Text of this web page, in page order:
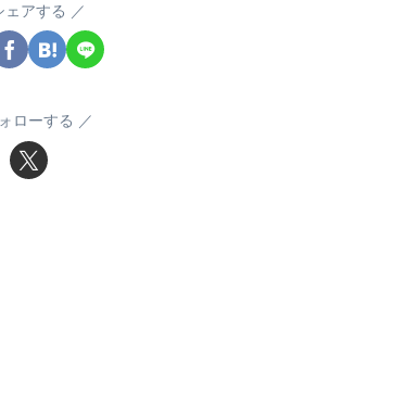
ェアする
ローする